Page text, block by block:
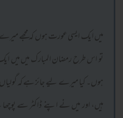
میں ایک ایسی عورت ہوں کہ مجھے
تو اس طرح رمضان المبارک میں میں
ہوں۔ کیا میرے لیے جائز ہے کہ گولیاں
ہیں، اور میں نے اپنے ڈاکٹر سے